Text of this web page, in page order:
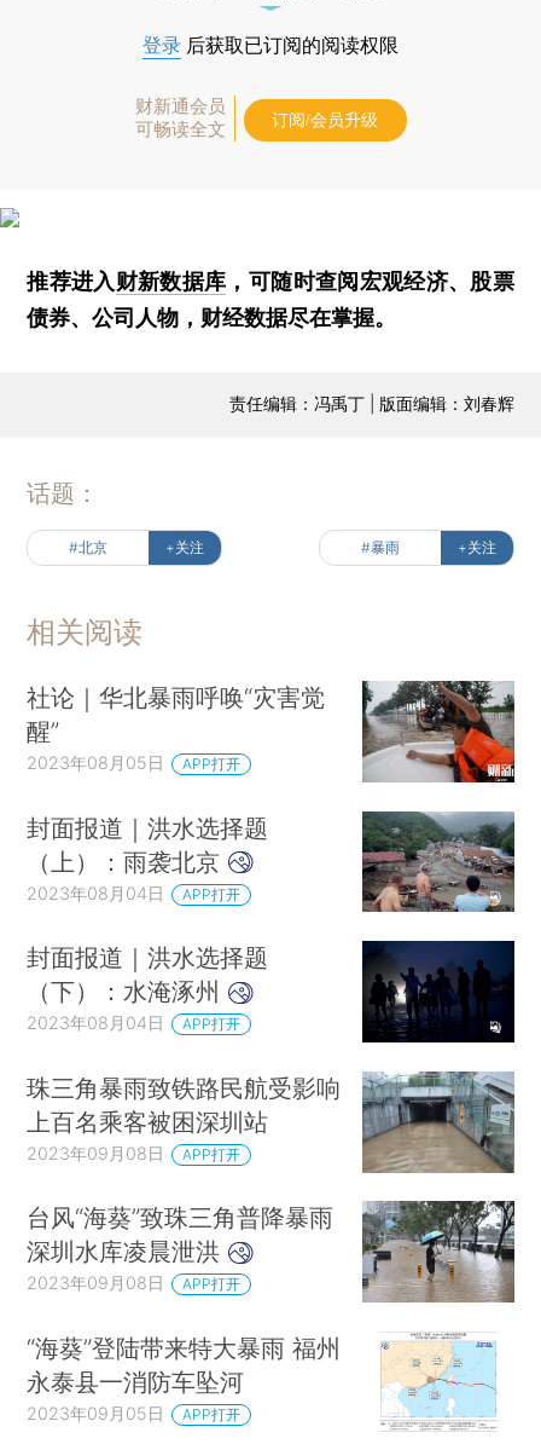
登录 后获取已订阅的阅读权限
财新通会员
可畅读全文
订阅/会员升级
推荐进入财新数据库 ，可随时查阅宏观经济、股票
债券、公司人物，财经数据尽在掌握。
责任编辑：冯禹丁 | 版面编辑：刘春辉
话题：
#北京 +关注 #暴雨 +关注
相关阅读
社论｜华北暴雨呼唤“灾害觉
醒”
2023年08月05日 APP打开
封面报道｜洪水选择题
（上）：雨袭北京
2023年08月04日 APP打开
封面报道｜洪水选择题
（下）：水淹涿州
2023年08月04日 APP打开
珠三角暴雨致铁路民航受影响
上百名乘客被困深圳站
2023年09月08日 APP打开
台风“海葵”致珠三角普降暴雨
深圳水库凌晨泄洪
2023年09月08日 APP打开
“海葵”登陆带来特大暴雨 福州
永泰县一消防车坠河
2023年09月05日 APP打开